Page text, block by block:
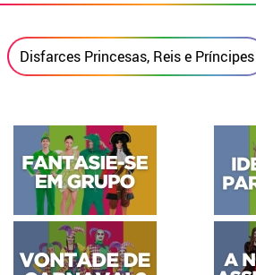
Disfarces Princesas, Reis e Príncipes